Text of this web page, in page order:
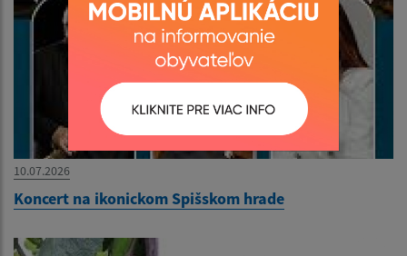
10.07.2026
Koncert na ikonickom Spišskom hrade